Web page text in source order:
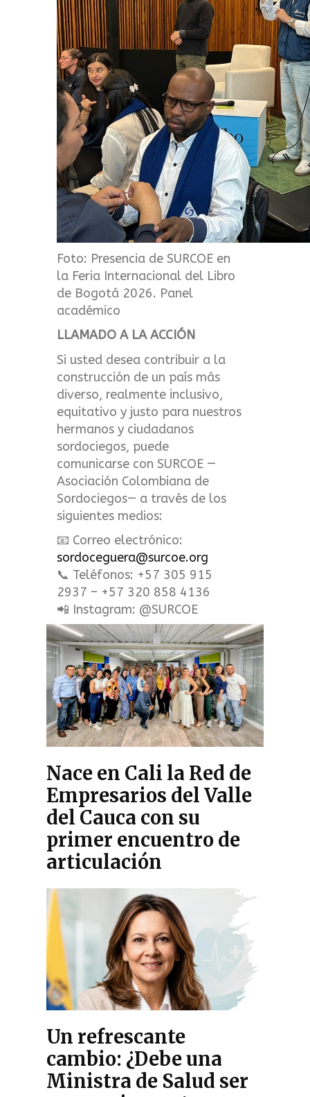
Foto: Presencia de SURCOE en
la Feria Internacional del Libro
de Bogotá 2026. Panel
académico
LLAMADO A LA ACCIÓN
Si usted desea contribuir a la
construcción de un país más
diverso, realmente inclusivo,
equitativo y justo para nuestros
hermanos y ciudadanos
sordociegos, puede
comunicarse con SURCOE —
Asociación Colombiana de
Sordociegos— a través de los
siguientes medios:
📧 Correo electrónico:
sordoceguera@surcoe.org
📞 Teléfonos: +57 305 915
2937 – +57 320 858 4136
📲 Instagram: @SURCOE
Nace en Cali la Red de
Empresarios del Valle
del Cauca con su
primer encuentro de
articulación
Un refrescante
cambio: ¿Debe una
Ministra de Salud ser